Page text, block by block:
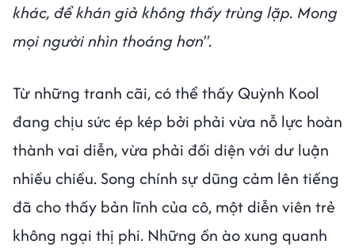
khác, để khán giả không thấy trùng lặp. Mong
mọi người nhìn thoáng hơn".
Từ những tranh cãi, có thể thấy Quỳnh Kool
đang chịu sức ép kép bởi phải vừa nỗ lực hoàn
thành vai diễn, vừa phải đối diện với dư luận
nhiều chiều. Song chính sự dũng cảm lên tiếng
đã cho thấy bản lĩnh của cô, một diễn viên trẻ
không ngại thị phi. Những ồn ào xung quanh